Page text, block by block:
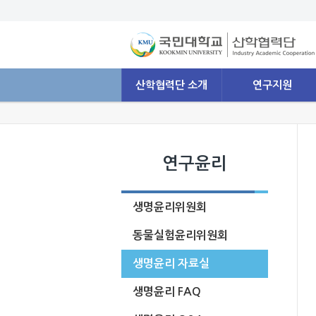
산학협력단 소개 연구지원
연구윤리
생명윤리위원회
동물실험윤리위원회
생명윤리 자료실
생명윤리 FAQ